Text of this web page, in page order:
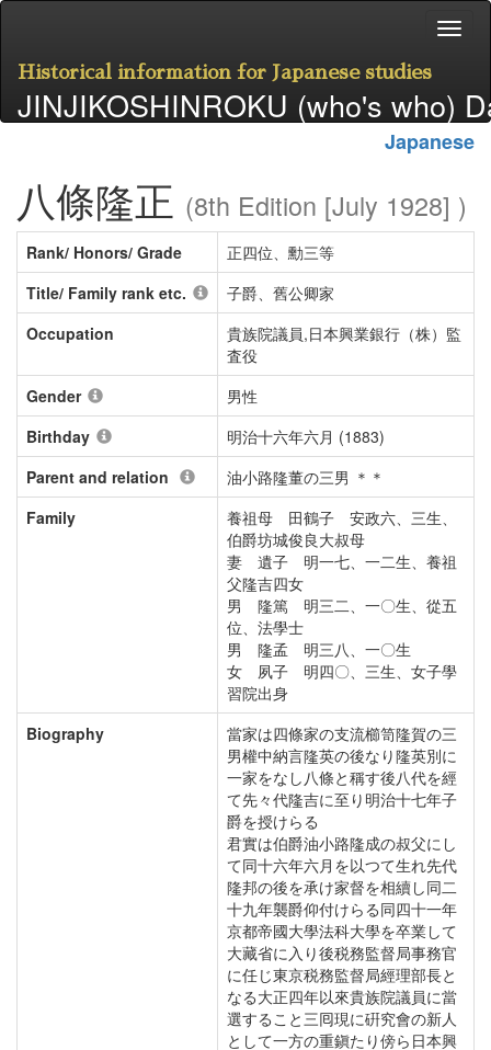
Historical information for Japanese studies
JINJIKOSHINROKU (who's who)
Japanese
八條隆正 (8th Edition [July 1928] )
Rank/ Honors/ Grade
正四位、勳三等
Title/ Family rank etc.
子爵、舊公卿家
Occupation
貴族院議員,日本興業銀行（株）監
査役
Gender
男性
Birthday
明治十六年六月 (1883)
Parent and relation
油小路隆董の三男 ＊＊
Family
養祖母 田鶴子 安政六、三生、
伯爵坊城俊良大叔母
妻 遺子 明一七、一二生、養祖
父隆吉四女
男 隆篤 明三二、一〇生、從五
位、法學士
男 隆孟 明三八、一〇生
女 夙子 明四〇、三生、女子學
習院出身
Biography
當家は四條家の支流櫛笥隆賀の三
男權中納言隆英の後なり隆英別に
一家をなし八條と稱す後八代を經
て先々代隆吉に至り明治十七年子
爵を授けらる
君實は伯爵油小路隆成の叔父にし
て同十六年六月を以つて生れ先代
隆邦の後を承け家督を相續し同二
十九年襲爵仰付けらる同四十一年
京都帝國大學法科大學を卒業して
大藏省に入り後税務監督局事務官
に任じ東京税務監督局經理部長と
なる大正四年以來貴族院議員に當
選すること三囘現に硏究會の新人
として一方の重鎭たり傍ら日本興